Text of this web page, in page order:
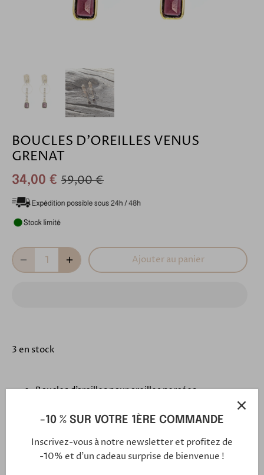
BOUCLES D'OREILLES VENUS
GRENAT
34,00 € 59,00 €
Ajouter au panier
3 en stock
Boucles d’oreillespour oreilles percées
chaînettes
Très légère, agréable à porter
-10 % SUR VOTRE 1ÈRE COMMANDE
Inscrivez-vous à notre newsletter et profitez de
-10% et d'un cadeau surprise de bienvenue !